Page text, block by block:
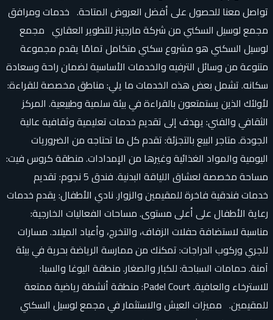
تواصل معنا للحصول على أفضل العروض المتاحة. خدمات ومرافق
مجمع لوسيل السكني من شركة مارجينز للتطوير العقاري مجمع
لوسيل السكني هو مشروع سكني متكامل تمامًا يقدم مجموعة
متنوعة من وسائل الترفيه والخدمات الأساسية لضمان راحة وسعادة
سكانه. تشمل بعض هذه الخدمات ما يلي: مناطق مخصصة للقراءة:
لأولئك الذين يستمتعون بالقراءة في بيئة سلمية وطبيعية. المركز
الثقافي والفني: يهدف إلى تقديم خدمات تعليمية وثقافية عالية
الجودة. متاجر البيع بالتجزئة: تقدم كل ما تحتاجه من الضروريات
اليومية والمواد الغذائية وغيرها من الإمدادات. منطقة كروس فيت:
مساحة مخصصة لعشاق اللياقة البدنية. فندق 5 نجوم: تقديم
خدمات فندقية فاخرة للمقيمين والزوار. نادي الأطفال: يقدم خدمات
رعاية الأطفال على أعلى مستوى. مساحات الفعاليات الخارجية:
مناسبة لاستضافة حفلات الزفاف، والتخرج، وأعياد الميلاد. مسارات
للجري وركوب الدراجات: تمكنك من ممارسة الرياضة بحرية في بيئة
آمنة. حمامات السباحة: للكبار والصغار. منطقة اليوغا والسبا:
للاسترخاء والعافية. Padel Court: منطقة أنشطة رياضية ممتعة
للمقيمين. مميزات العيش والاستثمار في مجمع لوسيل السكني